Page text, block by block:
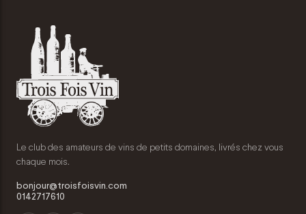
Le club des amateurs de vins de petits domaines, livrés chez vous
chaque mois.
bonjour@troisfoisvin.com
0142717610